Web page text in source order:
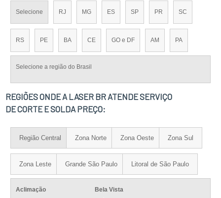
Selecione RJ MG ES SP PR SC
RS PE BA CE GO e DF AM PA
Selecione a região do Brasil
REGIÕES ONDE A LASER BR ATENDE SERVIÇO
DE CORTE E SOLDA PREÇO:
Região Central Zona Norte Zona Oeste Zona Sul
Zona Leste Grande São Paulo Litoral de São Paulo
Aclimação
Bela Vista